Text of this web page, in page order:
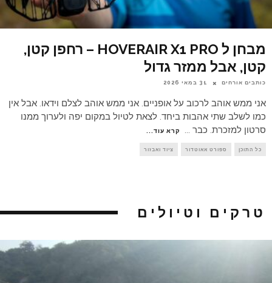
מבחן ל HOVERAIR X1 PRO – רחפן קטן,
קטן, אבל ממזר גדול
כותבים אורחים 31 במאי 2026
אני ממש אוהב לרכוב על אופניים. אני ממש אוהב לצלם וידאו. אבל אין
כמו לשלב שתי אהבות ביחד. לצאת לטיול במקום יפה ולערוך ממנו
סרטון למזכרת. כבר
קרא עוד...
כל התוכן ספורט אאוטדור ציוד ואבזור
טרקים וטיולים